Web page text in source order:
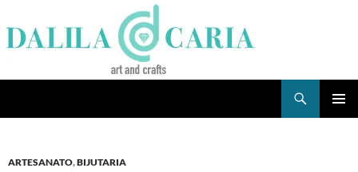
to
content
ARTESANATO,BIJUTARIA